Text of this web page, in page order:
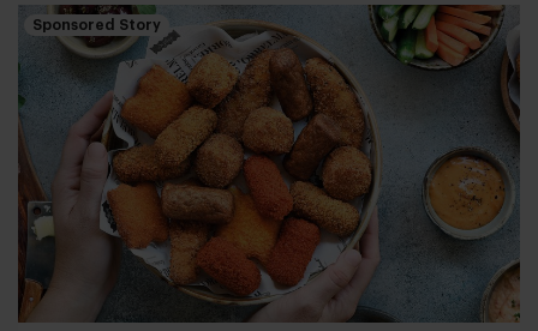
Sponsored Story